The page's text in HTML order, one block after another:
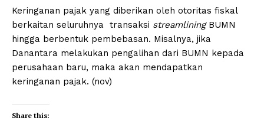
Keringanan pajak yang diberikan oleh otoritas fiskal
berkaitan seluruhnya transaksi streamliningBUMN
hingga berbentuk pembebasan. Misalnya, jika
Danantara melakukan pengalihan dari BUMN kepada
perusahaan baru, maka akan mendapatkan
keringanan pajak. (nov)
Share this: